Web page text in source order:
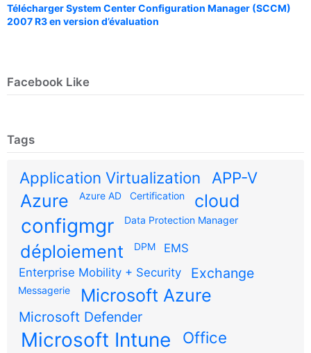
Télécharger System Center Configuration Manager (SCCM)
2007 R3 en version d’évaluation
Facebook Like
Tags
Application Virtualization APP-V
Azure Azure AD Certification cloud
configmgr Data Protection Manager
déploiement DPM
EMS
Enterprise Mobility + Security
Exchange
Messagerie Microsoft Azure
Microsoft Defender
Microsoft Intune Office